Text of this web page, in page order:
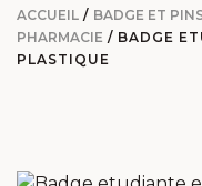
ACCUEIL / BADGE ET
PHARMACIE / BADGE
PLASTIQUE